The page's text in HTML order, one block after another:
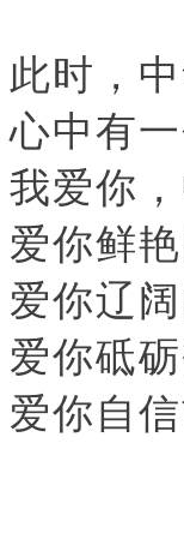
此时，
心中有
我爱你，
爱你鲜
爱你辽
爱你砥
爱你自